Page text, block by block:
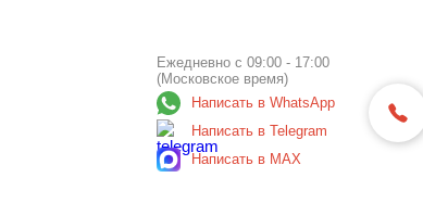
Ежедневно с 09:00 - 17:00
(Московское время)
Написать в WhatsApp
Написать в Telegram
Написать в МАХ